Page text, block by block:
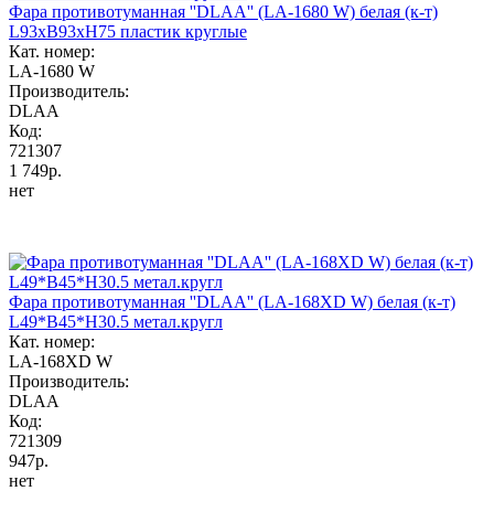
Фара противотуманная ''DLAA'' (LA-1680 W) белая (к-т)
L93хB93хH75 пластик круглые
Кат. номер:
LA-1680 W
Производитель:
DLAA
Код:
721307
1 749р.
нет
Фара противотуманная ''DLAA'' (LA-168XD W) белая (к-т)
L49*B45*H30.5 метал.кругл
Кат. номер:
LA-168XD W
Производитель:
DLAA
Код:
721309
947р.
нет